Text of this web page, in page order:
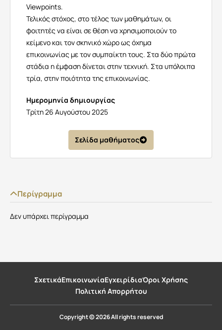
Viewpoints.
Τελικός στόχος, στο τέλος των μαθημάτων, οι
φοιτητές να είναι σε θέση να χρησιμοποιούν το
κείμενο και τον σκηνικό χώρο ως όχημα
επικοινωνίας με τον συμπαίκτη τους. Στα δύο πρώτα
στάδια η έμφαση δίνεται στην τεχνική. Στα υπόλοιπα
τρία, στην ποιότητα της επικοινωνίας.
Ημερομηνία δημιουργίας
Τρίτη 26 Αυγούστου 2025
Σελίδα μαθήματος
Περίγραμμα
Δεν υπάρχει περίγραμμα
ΣχετικάΕπικοινωνίαΕγχειρίδιαΌροι Χρήσης
Πολιτική Απορρήτου
Copyright © 2026 All rights reserved